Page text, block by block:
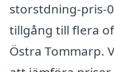
storstdning-pris-
tillgång till flera
Östra Tommarp.